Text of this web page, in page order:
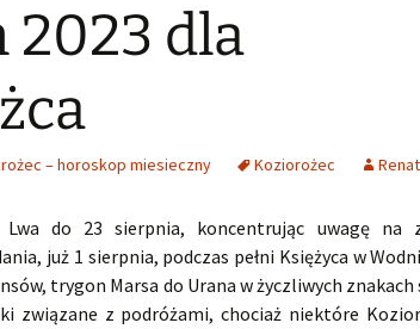
dla
– horoskop miesieczny Koziorożec
do 23 sierpnia, koncentrując uwagę na
już 1 sierpnia, podczas pełni Księżyca w
trygon Marsa do Urana w życzliwych znakach
związane z podróżami, chociaż niektóre